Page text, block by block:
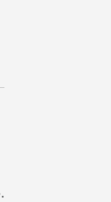
.